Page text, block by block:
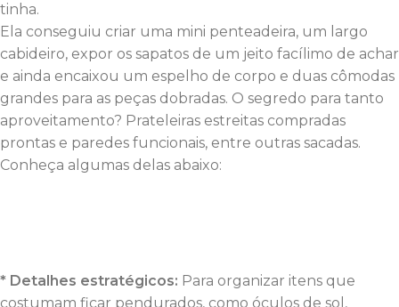
tinha.
Ela conseguiu criar uma mini penteadeira, um largo
cabideiro, expor os sapatos de um jeito facílimo de achar
e ainda encaixou um espelho de corpo e duas cômodas
grandes para as peças dobradas. O segredo para tanto
aproveitamento? Prateleiras estreitas compradas
prontas e paredes funcionais, entre outras sacadas.
Conheça algumas delas abaixo:
* Detalhes estratégicos: Para organizar itens que
costumam ficar pendurados, como óculos de sol,